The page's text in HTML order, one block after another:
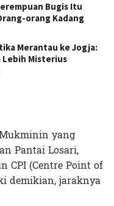
Bugis Itu
orang Kadang
Merantau ke Jogja:
Lebih Misterius
yang
Pantai Losari,
CPI (Centre Point of
demikian, jaraknya